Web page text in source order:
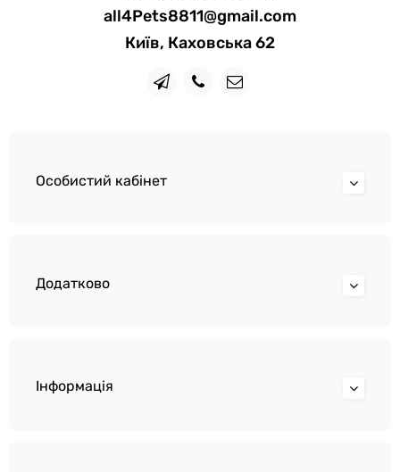
all4Pets8811@gmail.com
Київ, Каховська 62
Особистий кабінет
Додатково
Інформація